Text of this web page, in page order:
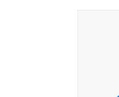
한국
인종차